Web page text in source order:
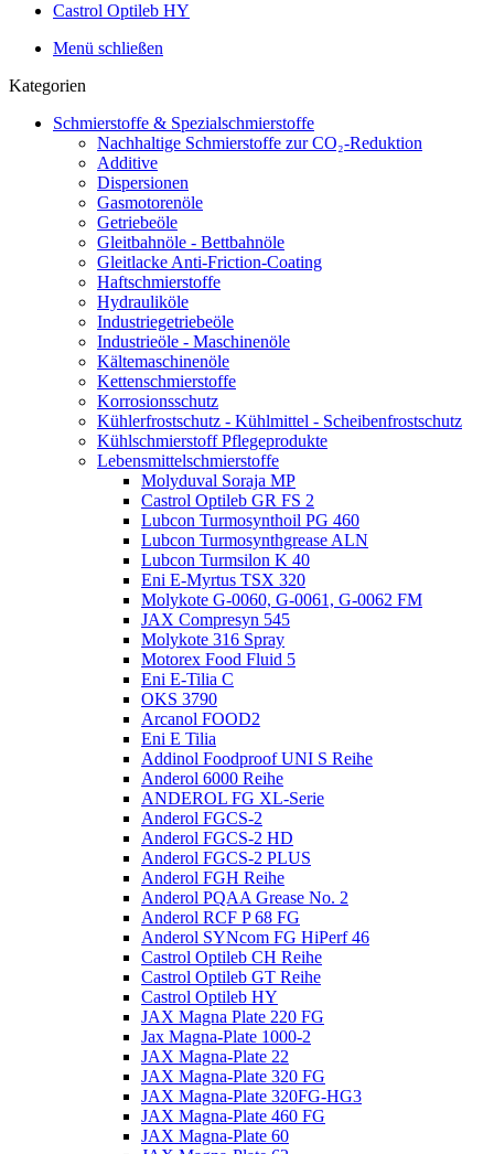
Castrol Optileb HY
Menü schließen
Kategorien
Schmierstoffe & Spezialschmierstoffe
Nachhaltige Schmierstoffe zur CO₂-Reduktion
Additive
Dispersionen
Gasmotorenöle
Getriebeöle
Gleitbahnöle - Bettbahnöle
Gleitlacke Anti-Friction-Coating
Haftschmierstoffe
Hydrauliköle
Industriegetriebeöle
Industrieöle - Maschinenöle
Kältemaschinenöle
Kettenschmierstoffe
Korrosionsschutz
Kühlerfrostschutz - Kühlmittel - Scheibenfrostschutz
Kühlschmierstoff Pflegeprodukte
Lebensmittelschmierstoffe
Molyduval Soraja MP
Castrol Optileb GR FS 2
Lubcon Turmosynthoil PG 460
Lubcon Turmosynthgrease ALN
Lubcon Turmsilon K 40
Eni E-Myrtus TSX 320
Molykote G-0060, G-0061, G-0062 FM
JAX Compresyn 545
Molykote 316 Spray
Motorex Food Fluid 5
Eni E-Tilia C
OKS 3790
Arcanol FOOD2
Eni E Tilia
Addinol Foodproof UNI S Reihe
Anderol 6000 Reihe
ANDEROL FG XL-Serie
Anderol FGCS-2
Anderol FGCS-2 HD
Anderol FGCS-2 PLUS
Anderol FGH Reihe
Anderol PQAA Grease No. 2
Anderol RCF P 68 FG
Anderol SYNcom FG HiPerf 46
Castrol Optileb CH Reihe
Castrol Optileb GT Reihe
Castrol Optileb HY
JAX Magna Plate 220 FG
Jax Magna-Plate 1000-2
JAX Magna-Plate 22
JAX Magna-Plate 320 FG
JAX Magna-Plate 320FG-HG3
JAX Magna-Plate 460 FG
JAX Magna-Plate 60